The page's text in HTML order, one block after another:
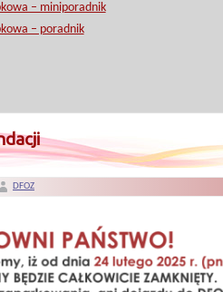
– miniporadnik
– poradnik
DFOZ